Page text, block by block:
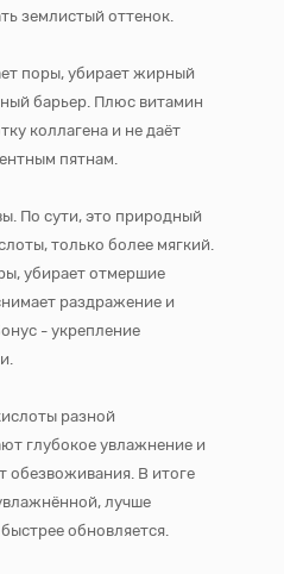
землистый оттенок.
поры, убирает жирный
барьер. Плюс витамин
коллагена и не даёт
пятнам.
По сути, это природный
только более мягкий.
убирает отмершие
раздражение и
- укрепление
разной
глубокое увлажнение и
обезвоживания. В итоге
лучше
обновляется.